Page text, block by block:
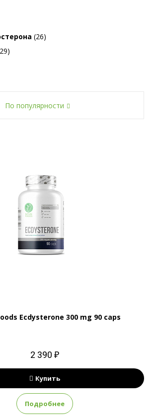
(26)
По популярности
Ecdysterone 300 mg 90 caps
2 390 ₽
Купить
Подробнее